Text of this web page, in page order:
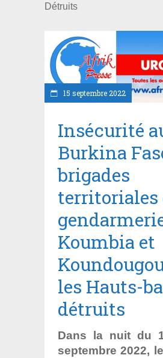
Détruits
15 septembre 2022
Insécurité
Burkina
brigades
territoriales
Koumbia et
les Hauts-
détruits
Dans la nuit du
septembre 2022,